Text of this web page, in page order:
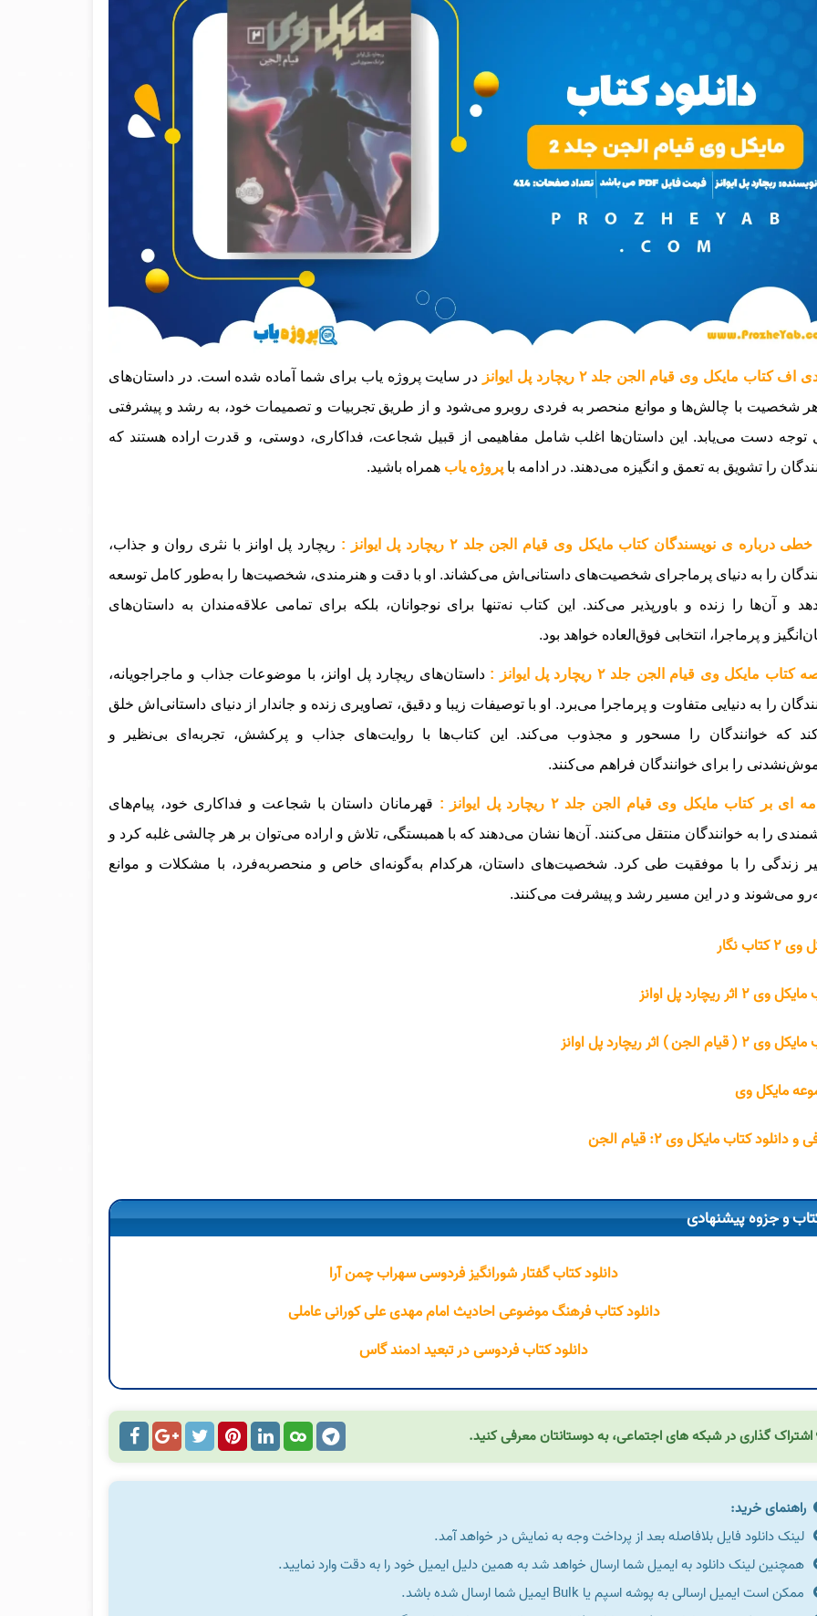
اف کتاب مایکل وی قیام الجن جلد ۲ ریچارد پل ایوانز
در سایت پروژه یاب برای شما آماده شده است. در داستان‌های
هر شخصیت با چالش‌ها و موانع منحصر به فردی روبرو می‌شود و از طریق تجربیات و تصمیمات خود، به رشد و پیشرفتی
توجه دست می‌یابد. این داستان‌ها اغلب شامل مفاهیمی از قبیل شجاعت، فداکاری، دوستی، و قدرت اراده هستند که
را تشویق به تعمق و انگیزه می‌دهند. در ادامه با پروژه یاب همراه باشید.
درباره ی نویسندگان کتاب مایکل وی قیام الجن جلد ۲ ریچارد پل ایوانز :
ریچارد پل اوانز با نثری روان و جذاب،
را به دنیای پرماجرای شخصیت‌های داستانی‌اش می‌کشاند. او با دقت و هنرمندی، شخصیت‌ها را به‌طور کامل توسعه
و آن‌ها را زنده و باورپذیر می‌کند. این کتاب نه‌تنها برای نوجوانان، بلکه برای تمامی علاقه‌مندان به داستان‌های
و پرماجرا، انتخابی فوق‌العاده خواهد بود.
کتاب مایکل وی قیام الجن جلد ۲ ریچارد پل ایوانز :
داستان‌های ریچارد پل اوانز، با موضوعات جذاب و ماجراجویانه،
را به دنیایی متفاوت و پرماجرا می‌برد. او با توصیفات زیبا و دقیق، تصاویری زنده و جاندار از دنیای داستانی‌اش خلق
که خوانندگان را مسحور و مجذوب می‌کند. این کتاب‌ها با روایت‌های جذاب و پرکشش، تجربه‌ای بی‌نظیر و
را برای خوانندگان فراهم می‌کنند.
ای بر کتاب مایکل وی قیام الجن جلد ۲ ریچارد پل ایوانز :
قهرمانان داستان با شجاعت و فداکاری خود، پیام‌های
را به خوانندگان منتقل می‌کنند. آن‌ها نشان می‌دهند که با همبستگی، تلاش و اراده می‌توان بر هر چالشی غلبه کرد و
زندگی را با موفقیت طی کرد. شخصیت‌های داستان، هرکدام به‌گونه‌ای خاص و منحصربه‌فرد، با مشکلات و موانع
می‌شوند و در این مسیر رشد و پیشرفت می‌کنند.
کتاب نگار
وی ۲ اثر ریچارد پل اوانز
( قیام الجن ) اثر ریچارد پل اوانز
مایکل وی
دانلود کتاب مایکل وی ۲: قیام الجن
و جزوه پیشنهادی
دانلود کتاب گفتار شورانگیز فردوسی سهراب چمن آرا
دانلود کتاب فرهنگ موضوعی احادیث امام مهدی علی کورانی عاملی
دانلود کتاب فردوسی در تبعید ادمند گاس
اشتراک گذاری در شبکه های اجتماعی، به دوستانتان معرفی کنید.
راهنمای خرید:
لینک دانلود فایل بلافاصله بعد از پرداخت وجه به نمایش در خواهد آمد.
همچنین لینک دانلود به ایمیل شما ارسال خواهد شد به همین دلیل ایمیل خود را به دقت وارد نمایید.
ممکن است ایمیل ارسالی به پوشه اسپم یا Bulk ایمیل شما ارسال شده باشد.